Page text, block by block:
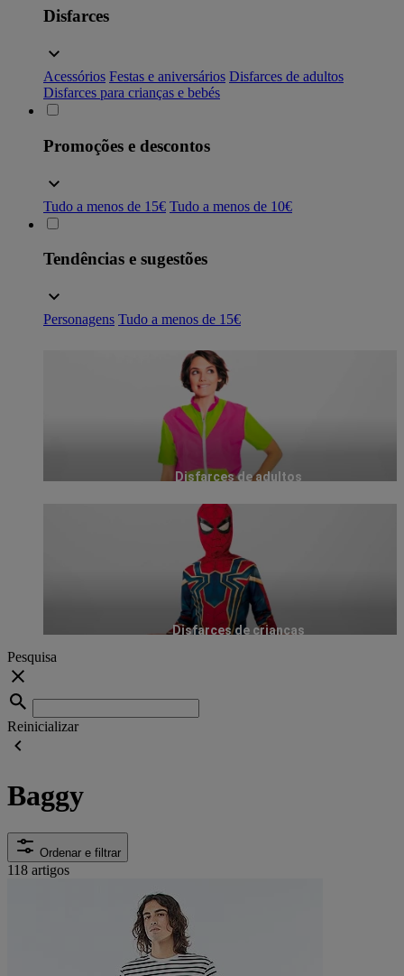
Disfarces
Acessórios Festas e aniversários Disfarces de adultos
Disfarces para crianças e bebés
Promoções e descontos
Tudo a menos de 15€ Tudo a menos de 10€
Tendências e sugestões
Personagens Tudo a menos de 15€
Disfarces de adultos
Disfarces de crianças
Pesquisa
Reinicializar
Baggy
Ordenar e filtrar
118 artigos